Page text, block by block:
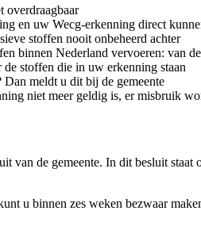
overdraagbaar
en uw Wecg-erkenning direct
stoffen nooit onbeheerd achter
binnen Nederland vervoeren: van
stoffen die in uw erkenning staan
meldt u dit bij de gemeente
niet meer geldig is, er misbruik
van de gemeente. In dit besluit
u binnen zes weken bezwaar